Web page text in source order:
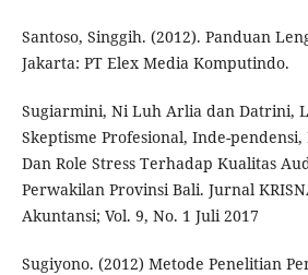
Santoso, Singgih. (2012). Panduan
Jakarta: PT Elex Media Komputindo.
Sugiarmini, Ni Luh Arlia dan Datrini,
Skeptisme Profesional, Inde-
Dan Role Stress Terhadap Kualitas
Perwakilan Provinsi Bali. Jurnal
Akuntansi; Vol. 9, No. 1 Juli 2017
Sugiyono. (2012) Metode Penelitian